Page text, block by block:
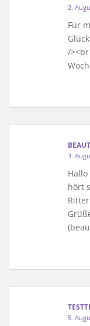
2.
Für
/
3.
hört
5.